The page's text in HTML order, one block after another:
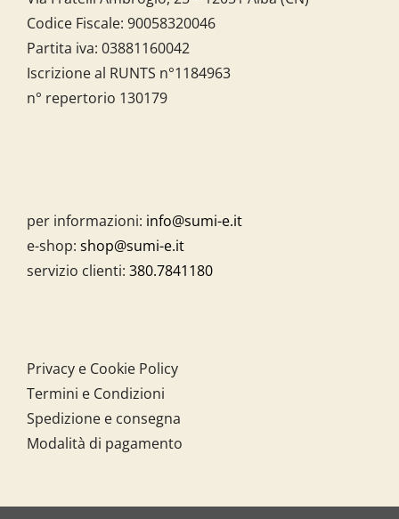
Codice Fiscale: 90058320046
Partita iva: 03881160042
Iscrizione al RUNTS n°1184963
n° repertorio 130179
per informazioni: info@sumi-e.it
e-shop: shop@sumi-e.it
servizio clienti: 380.7841180
Privacy e Cookie Policy
Termini e Condizioni
Spedizione e consegna
Modalità di pagamento